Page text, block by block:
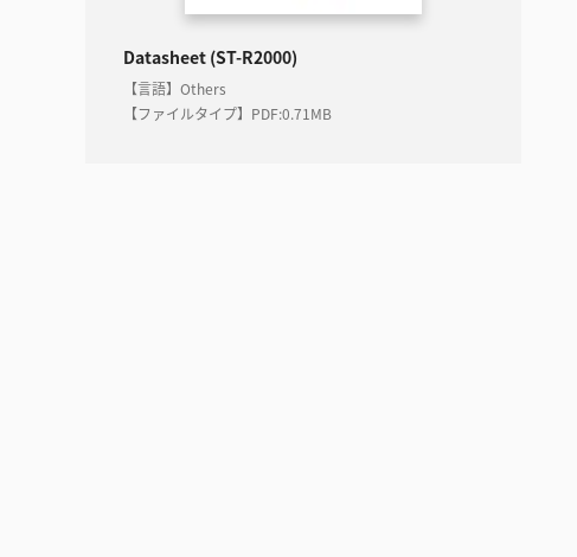
Datasheet (ST-R2000)
【言語】Others
【ファイルタイプ】PDF:0.71MB